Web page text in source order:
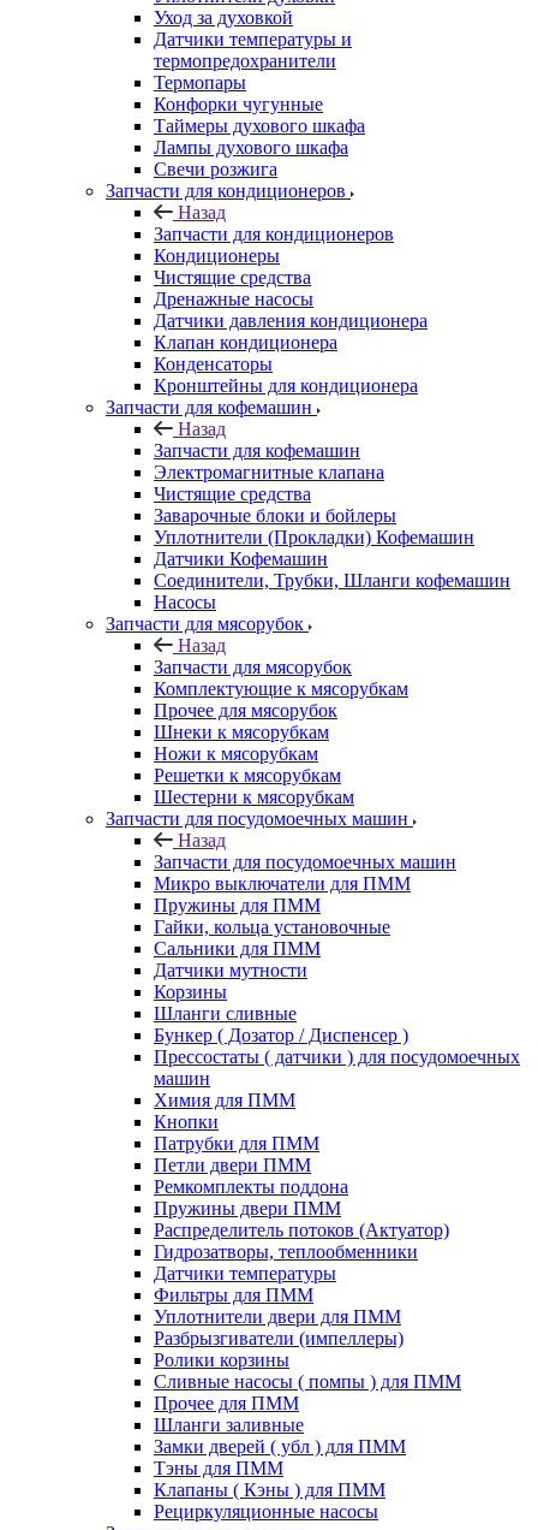
Уход за духовкой
Датчики температуры и
термопредохранители
Термопары
Конфорки чугунные
Таймеры духового шкафа
Лампы духового шкафа
Свечи розжига
Запчасти для кондиционеров
Назад
Запчасти для кондиционеров
Кондиционеры
Чистящие средства
Дренажные насосы
Датчики давления кондиционера
Клапан кондиционера
Конденсаторы
Кронштейны для кондиционера
Запчасти для кофемашин
Назад
Запчасти для кофемашин
Электромагнитные клапана
Чистящие средства
Заварочные блоки и бойлеры
Уплотнители (Прокладки) Кофемашин
Датчики Кофемашин
Соединители, Трубки, Шланги кофемашин
Насосы
Запчасти для мясорубок
Назад
Запчасти для мясорубок
Комплектующие к мясорубкам
Прочее для мясорубок
Шнеки к мясорубкам
Ножи к мясорубкам
Решетки к мясорубкам
Шестерни к мясорубкам
Запчасти для посудомоечных машин
Назад
Запчасти для посудомоечных машин
Микро выключатели для ПММ
Пружины для ПММ
Гайки, кольца установочные
Сальники для ПММ
Датчики мутности
Корзины
Шланги сливные
Бункер ( Дозатор / Диспенсер )
Прессостаты ( датчики ) для посудомоечных
машин
Химия для ПММ
Кнопки
Патрубки для ПММ
Петли двери ПММ
Ремкомплекты поддона
Пружины двери ПММ
Распределитель потоков (Актуатор)
Гидрозатворы, теплообменники
Датчики температуры
Фильтры для ПММ
Уплотнители двери для ПММ
Разбрызгиватели (импеллеры)
Ролики корзины
Сливные насосы ( помпы ) для ПММ
Прочее для ПММ
Шланги заливные
Замки дверей ( убл ) для ПММ
Тэны для ПММ
Клапаны ( Кэны ) для ПММ
Рециркуляционные насосы